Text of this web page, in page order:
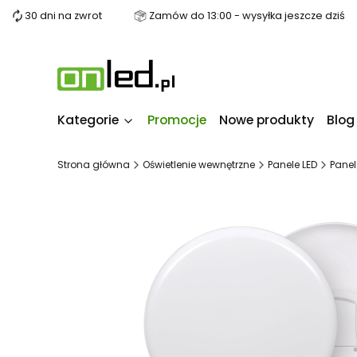
30 dni na zwrot Zamów do 13:00 - wysyłka jeszcze dziś
Kategorie Promocje Nowe produkty Blog
Strona główna Oświetlenie wewnętrzne Panele LED